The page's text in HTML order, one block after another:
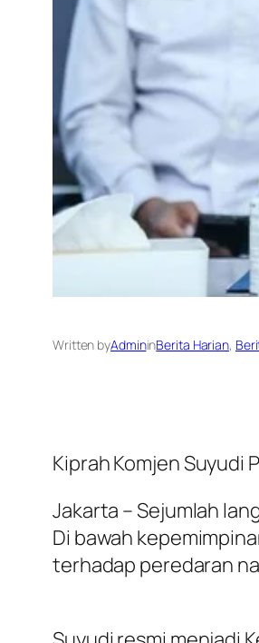
Written byAdmininBerita Harian,
Kiprah Komjen Suyudi
Jakarta – Sejumlah
Di bawah
terhadap peredaran